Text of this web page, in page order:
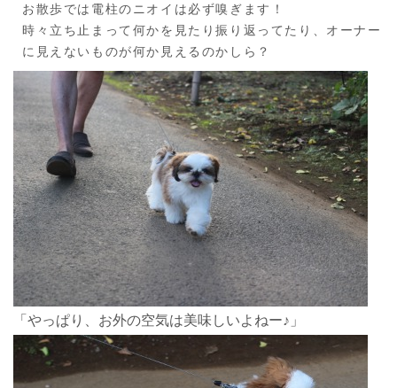
お散歩では電柱のニオイは必ず嗅ぎます！
時々立ち止まって何かを見たり振り返ってたり、オーナー
に見えないものが何か見えるのかしら？
「やっぱり、お外の空気は美味しいよねー♪」